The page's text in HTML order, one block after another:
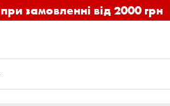
замовленні від 2000 грн